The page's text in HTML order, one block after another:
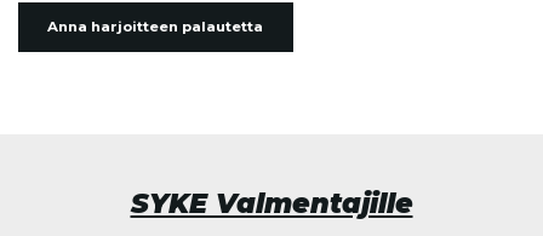
Anna harjoitteen palautetta
SYKE Valmentajille